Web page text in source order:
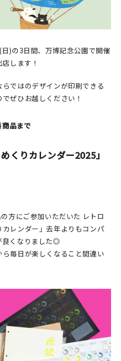
)の3日間、万博記念公園で開催
します！
ではのデザインが印刷できる
ぜひお越しください！
品まで
くりカレンダー2025」
方にご参加いただいた レトロ
レンダー」去年よりもコンパ
良くなりました◎
毎日が楽しくなること間違い